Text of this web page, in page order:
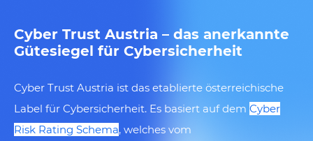
Cyber Trust Austria – das anerkannte
Gütesiegel für Cybersicherheit
Cyber Trust Austria ist das etablierte österreichische
Label für Cybersicherheit. Es basiert auf dem Cyber
Risk Rating Schema, welches vom